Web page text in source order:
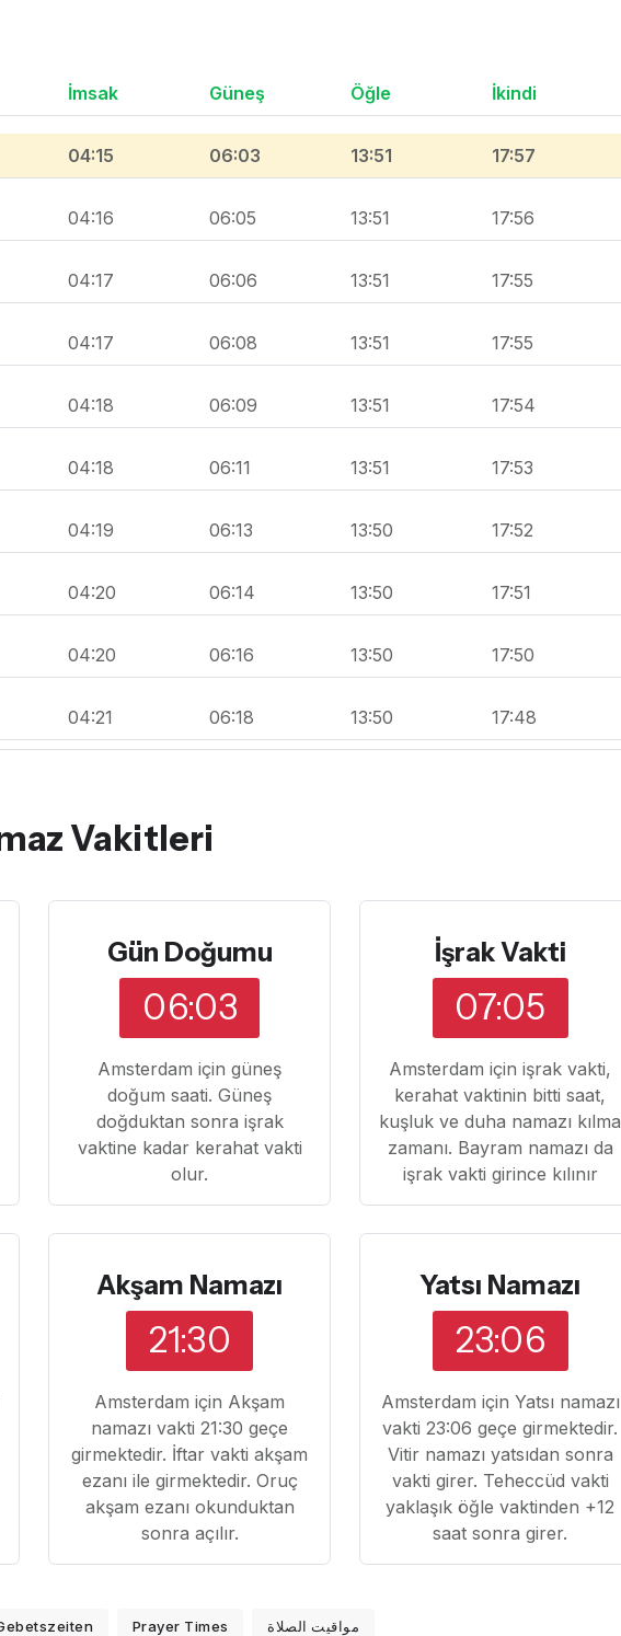
İmsak Güneş Öğle İkindi
04:15 06:03 13:51 17:57
04:16 06:05 13:51 17:56
04:17 06:06 13:51 17:55
04:17 06:08 13:51 17:55
04:18 06:09 13:51 17:54
04:18 06:11 13:51 17:53
04:19 06:13 13:50 17:52
04:20 06:14 13:50 17:51
04:20 06:16 13:50 17:50
04:21 06:18 13:50 17:48
Vakitleri
Gün Doğumu
06:03
Amsterdam için güneş
doğum saati. Güneş
doğduktan sonra işrak
vaktine kadar kerahat vakti
olur.
İşrak Vakti
07:05
Amsterdam için işrak vakti,
kerahat vaktinin bitti saat,
kuşluk ve duha namazı kılma
zamanı. Bayram namazı da
işrak vakti girince kılınır
Akşam Namazı
21:30
Amsterdam için Akşam
namazı vakti 21:30 geçe
girmektedir. İftar vakti akşam
ezanı ile girmektedir. Oruç
akşam ezanı okunduktan
sonra açılır.
Yatsı Namazı
23:06
Amsterdam için Yatsı namazı
vakti 23:06 geçe girmektedir.
Vitir namazı yatsıdan sonra
vakti girer. Teheccüd vakti
yaklaşık öğle vaktinden +12
saat sonra girer.
Prayer Times مواقيت الصلاة